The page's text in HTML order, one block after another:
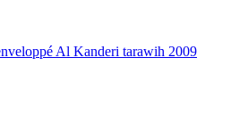
Al Kanderi tarawih 2009